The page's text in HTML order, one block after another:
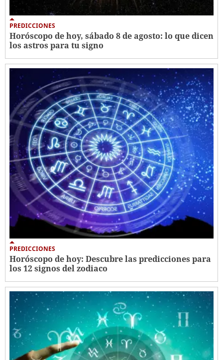
PREDICCIONES
Horóscopo de hoy, sábado 8 de agosto: lo que dicen
los astros para tu signo
PREDICCIONES
Horóscopo de hoy: Descubre las predicciones para
los 12 signos del zodiaco